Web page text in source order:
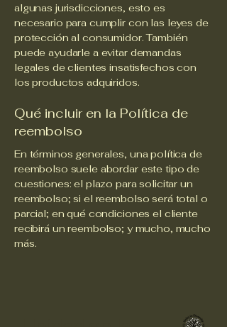
algunas jurisdicciones, esto es
necesario para cumplir con las leyes de
protección al consumidor. También
puede ayudarle a evitar demandas
legales de clientes insatisfechos con
los productos adquiridos.
Qué incluir en la Política de
reembolso
En términos generales, una política de
reembolso suele abordar este tipo de
cuestiones: el plazo para solicitar un
reembolso; si el reembolso será total o
parcial; en qué condiciones el cliente
recibirá un reembolso; y mucho, mucho
más.